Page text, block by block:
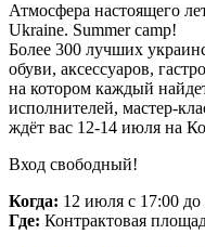
Атмосфера настоящего
Ukraine. Summer camp!
Более 300 лучших
обуви, аксессуаров,
на котором каждый
исполнителей, мастер-
ждёт вас 12-14 июля на
Вход свободный!
Когда: 12 июля с 17:00
Где: Контрактовая